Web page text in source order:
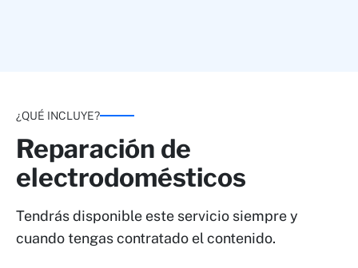
¿QUÉ INCLUYE?
Reparación de
electrodomésticos
Tendrás disponible este servicio siempre y
cuando tengas contratado el contenido.